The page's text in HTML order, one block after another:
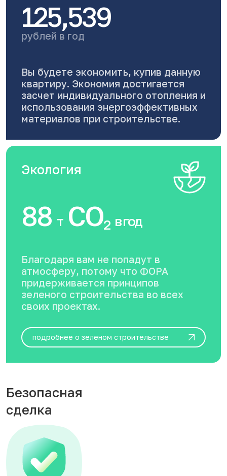
125,539
рублей в год
Вы будете экономить, купив данную
квартиру. Экономия достигается
засчет индивидуального отопления и
использования энергоэффективных
материалов при строительстве.
Экология
88 тCO2 в год
Благодаря вам не попадут в
атмосферу, потому что ФОРА
придерживается принципов
зеленого строительства во всех
своих проектах.
подробнее о зеленом строительстве
Безопасная
сделка